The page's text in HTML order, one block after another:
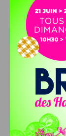
rue de la
accessible en
personnes à